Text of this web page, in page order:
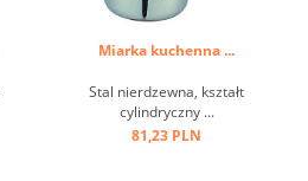
Miarka kuchenna ...
Stal nierdzewna, kształt
cylindryczny ...
81,23 PLN